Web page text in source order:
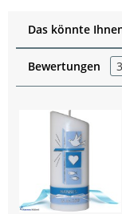
Das könnte
Bewertungen 3